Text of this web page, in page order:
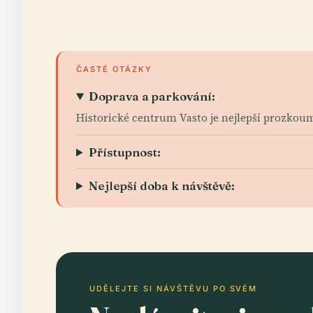
ČASTÉ OTÁZKY
Doprava a parkování:
Historické centrum Vasto je nejlepší
Přístupnost:
Nejlepší doba k návštěvě:
UDĚLEJTE SI NÁVŠTĚVU PO SVÉM